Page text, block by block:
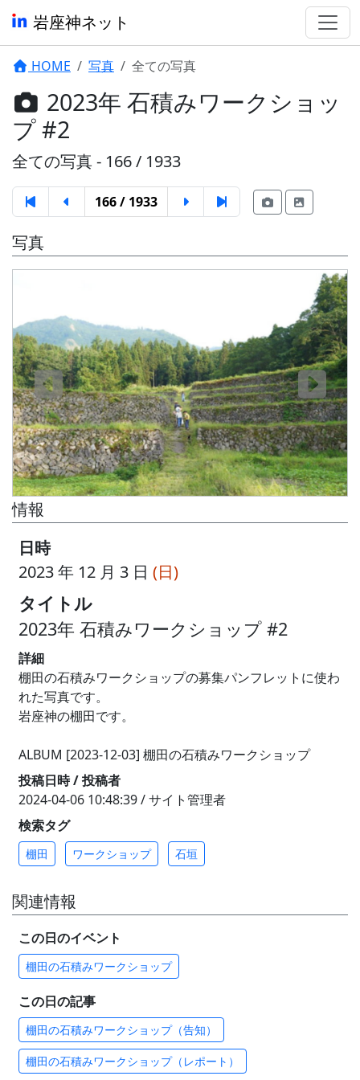
岩座神ネット
HOME 写真 全ての写真
2023年 石積みワークショッ
プ #2
全ての写真 - 166 / 1933
166 / 1933
写真
情報
日時
2023 年 12 月 3 日 (日)
タイトル
2023年 石積みワークショップ #2
詳細
棚田の石積みワークショップの募集パンフレットに使わ
れた写真です。
岩座神の棚田です。
ALBUM [2023-12-03] 棚田の石積みワークショップ
投稿日時 / 投稿者
2024-04-06 10:48:39 / サイト管理者
検索タグ
棚田 ワークショップ 石垣
関連情報
この日のイベント
棚田の石積みワークショップ
この日の記事
棚⽥の⽯積みワークショップ（告知）
棚田の石積みワークショップ（レポート）